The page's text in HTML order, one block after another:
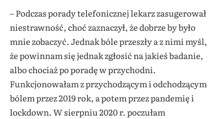
– Podczas porady telefonicznej lekarz zasugerował
niestrawność, choć zaznaczył, że dobrze by było
mnie zobaczyć. Jednak bóle przeszły a z nimi myśl,
że powinnam się jednak zgłosić na jakieś badanie,
albo chociaż po poradę w przychodni.
Funkcjonowałam z przychodzącym i odchodzącym
bólem przez 2019 rok, a potem przez pandemię i
lockdown. W sierpniu 2020 r. poczułam